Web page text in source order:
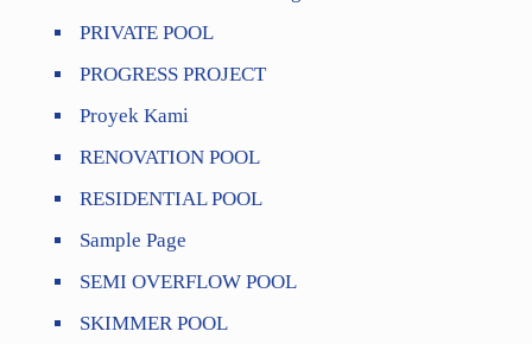
PRIVATE POOL
PROGRESS PROJECT
Proyek Kami
RENOVATION POOL
RESIDENTIAL POOL
Sample Page
SEMI OVERFLOW POOL
SKIMMER POOL